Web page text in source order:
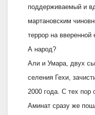
поддерживаемый и
мартановским
террор на вверенной
А народ?
Али и Умара, двух
селения Гехи,
2000 года. С тех пор
Аминат сразу же